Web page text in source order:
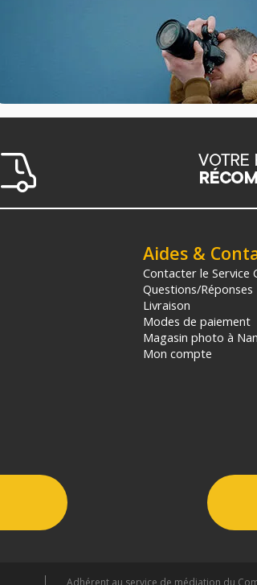
Aides &
Contacter le Service
Questions/Réponses
Livraison
Modes de paiement
Magasin photo à
Mon compte
Adhérent au service de médiation du